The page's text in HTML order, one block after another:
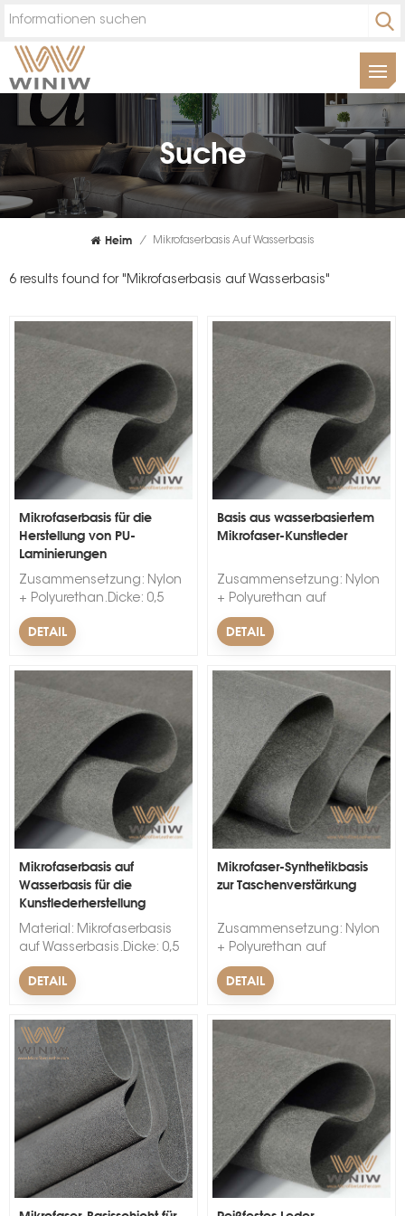
Suche
Heim / Mikrofaserbasis Auf Wasserbasis
6 results found for "Mikrofaserbasis auf Wasserbasis"
Mikrofaserbasis für die
Herstellung von PU-
Laminierungen
Zusammensetzung: Nylon
+ Polyurethan.Dicke: 0,5
mm - 2,2 mm.Farbe: Grau,
Weiß, angepasst.Breite: 143
cm.Mindestbestellmenge:
1000 Meter.
DETAIL
Basis aus wasserbasiertem
Mikrofaser-Kunstleder
Zusammensetzung: Nylon
+ Polyurethan auf
Wasserbasis.Dicke: 0,5 mm
- 2,2 mm.Farbe: Grau, Weiß,
cm.Mindestbestellmenge:
1000 Meter.
DETAIL
Mikrofaserbasis auf
Wasserbasis für die
Kunstlederherstellung
Material: Mikrofaserbasis
auf Wasserbasis.Dicke: 0,5
mm - 2,0 mm.Farbe: Grau,
Weiß, angepasst.Breite: 143
cm.Mindestbestellmenge:
1000 Meter.
DETAIL
Mikrofaser-Synthetikbasis
zur Taschenverstärkung
Zusammensetzung: Nylon
+ Polyurethan auf
Wasserbasis.Dicke: 0,5 mm
- 2,2 mm.Farbe: Grau, Weiß,
cm.Mindestbestellmenge:
1000 Meter.
DETAIL